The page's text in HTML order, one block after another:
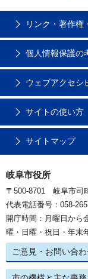
リンク・著作権
個人情報保護の
ウェブアクセシ
サイトの使い方
サイトマップ
岐阜市役所
〒500-8701 岐阜市司
代表電話番号：058-
開庁時間：月曜日から
曜・日曜・祝日・年末
ご意見・お問い合